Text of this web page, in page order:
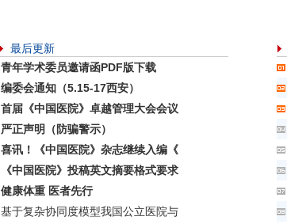
最后更新
青年学术委员邀请函PDF版下载
编委会通知（5.15-17西安）
首届《中国医院》卓越管理大会会议
严正声明（防骗警示）
喜讯！《中国医院》杂志继续入编《
《中国医院》投稿英文摘要格式要求
健康体重 医者先行
基于复杂协同度模型我国公立医院与